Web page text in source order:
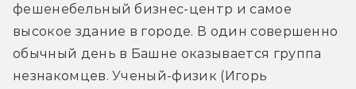
фешенебельный бизнес-центр и самое
высокое здание в городе. В один совершенно
обычный день в Башне оказывается группа
незнакомцев. Ученый-физик (Игорь